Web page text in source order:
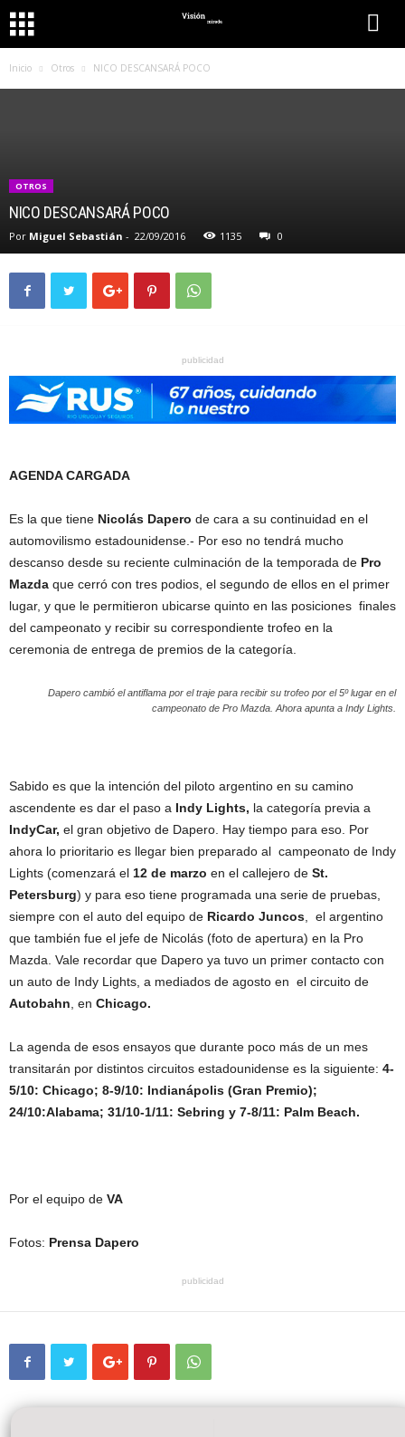
Inicio Otros NICO DESCANSARÁ POCO
OTROS
NICO DESCANSARÁ POCO
Por Miguel Sebastián - 22/09/2016 1135 0
publicidad
AGENDA CARGADA
Es la que tiene Nicolás Dapero de cara a su continuidad en el
automovilismo estadounidense.- Por eso no tendrá mucho
descanso desde su reciente culminación de la temporada de Pro
Mazda que cerró con tres podios, el segundo de ellos en el primer
lugar, y que le permitieron ubicarse quinto en las posiciones finales
del campeonato y recibir su correspondiente trofeo en la
ceremonia de entrega de premios de la categoría.
Dapero cambió el antiflama por el traje para recibir su trofeo por el 5º lugar en el
campeonato de Pro Mazda. Ahora apunta a Indy Lights.
Sabido es que la intención del piloto argentino en su camino
ascendente es dar el paso a Indy Lights, la categoría previa a
IndyCar, el gran objetivo de Dapero. Hay tiempo para eso. Por
ahora lo prioritario es llegar bien preparado al campeonato de Indy
Lights (comenzará el 12 de marzo en el callejero de St.
Petersburg) y para eso tiene programada una serie de pruebas,
siempre con el auto del equipo de Ricardo Juncos , el argentino
que también fue el jefe de Nicolás (foto de apertura) en la Pro
Mazda. Vale recordar que Dapero ya tuvo un primer contacto con
un auto de Indy Lights, a mediados de agosto en el circuito de
Autobahn , en Chicago.
La agenda de esos ensayos que durante poco más de un mes
transitarán por distintos circuitos estadounidense es la siguiente: 4-
5/10: Chicago; 8-9/10: Indianápolis (Gran Premio);
24/10:Alabama; 31/10-1/11: Sebring y 7-8/11: Palm Beach.
Por el equipo de VA
Fotos: Prensa Dapero
publicidad